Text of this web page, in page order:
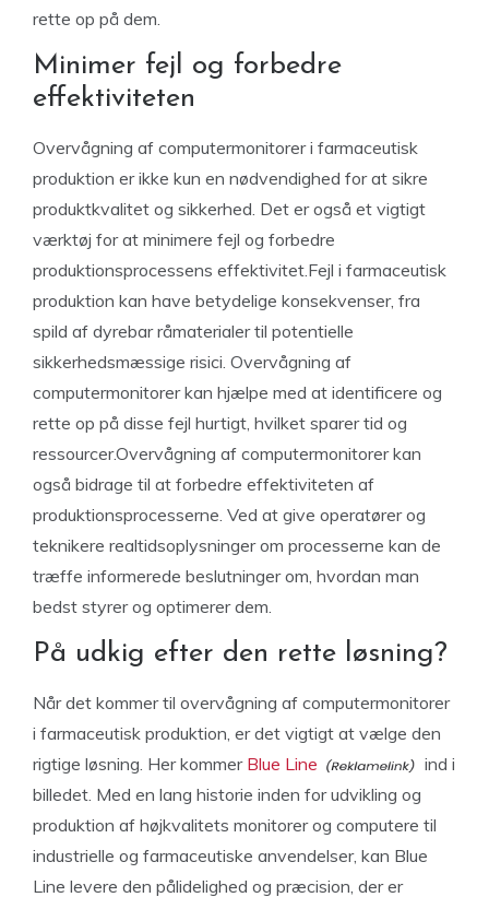
rette op på dem.
Minimer fejl og forbedre
effektiviteten
Overvågning af computermonitorer i farmaceutisk
produktion er ikke kun en nødvendighed for at sikre
produktkvalitet og sikkerhed. Det er også et vigtigt
værktøj for at minimere fejl og forbedre
produktionsprocessens effektivitet.Fejl i farmaceutisk
produktion kan have betydelige konsekvenser, fra
spild af dyrebar råmaterialer til potentielle
sikkerhedsmæssige risici. Overvågning af
computermonitorer kan hjælpe med at identificere og
rette op på disse fejl hurtigt, hvilket sparer tid og
ressourcer.Overvågning af computermonitorer kan
også bidrage til at forbedre effektiviteten af
produktionsprocesserne. Ved at give operatører og
teknikere realtidsoplysninger om processerne kan de
træffe informerede beslutninger om, hvordan man
bedst styrer og optimerer dem.
På udkig efter den rette løsning?
Når det kommer til overvågning af computermonitorer
i farmaceutisk produktion, er det vigtigt at vælge den
rigtige løsning. Her kommer Blue Line
ind i
billedet. Med en lang historie inden for udvikling og
produktion af højkvalitets monitorer og computere til
industrielle og farmaceutiske anvendelser, kan Blue
Line levere den pålidelighed og præcision, der er